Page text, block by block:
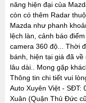
năng hiện đại của
còn có thêm Radar
Mazda như phanh
lệch làn, cảnh báo
camera 360 độ... Thời
bánh, hiện tại giá đã
lâu dài.. Mong gặp
Thông tin chi tiết vui
Auto Xuyên Việt - SĐT:
Xuân (Quận Thủ Đức